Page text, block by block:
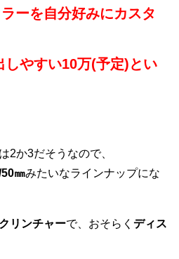
ーを自分好みにカスタ
しやすい10万(予定)とい
2か3だそうなので、
㎜みたいなラインナップにな
リンチャーで、おそらく ディス